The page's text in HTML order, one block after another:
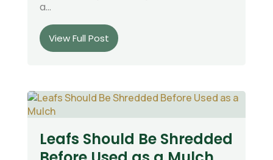
a...
View Full Post
Leafs Should Be Shredded